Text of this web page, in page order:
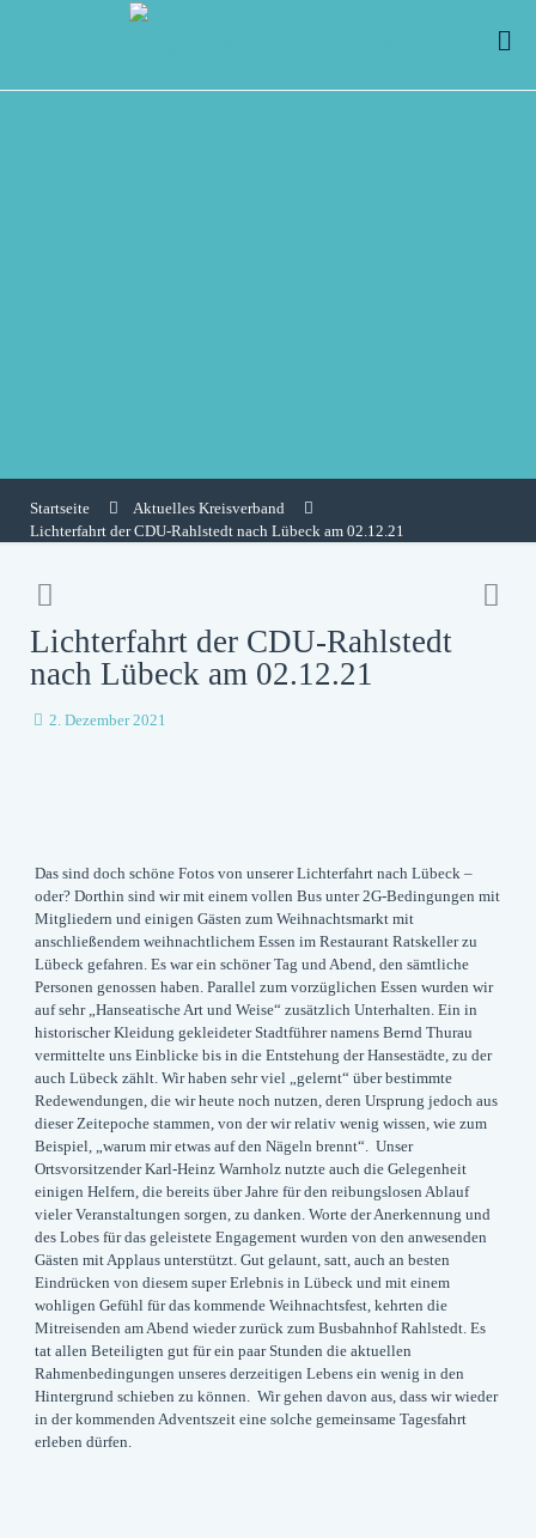
Startseite
Aktuelles Kreisverband
Lichterfahrt der CDU-Rahlstedt nach Lübeck am 02.12.21
Lichterfahrt der CDU-Rahlstedt
nach Lübeck am 02.12.21
2. Dezember 2021
Das sind doch schöne Fotos von unserer Lichterfahrt nach Lübeck –
oder? Dorthin sind wir mit einem vollen Bus unter 2G-Bedingungen mit
Mitgliedern und einigen Gästen zum Weihnachtsmarkt mit
anschließendem weihnachtlichem Essen im Restaurant Ratskeller zu
Lübeck gefahren. Es war ein schöner Tag und Abend, den sämtliche
Personen genossen haben. Parallel zum vorzüglichen Essen wurden wir
auf sehr „Hanseatische Art und Weise“ zusätzlich Unterhalten. Ein in
historischer Kleidung gekleideter Stadtführer namens Bernd Thurau
vermittelte uns Einblicke bis in die Entstehung der Hansestädte, zu der
auch Lübeck zählt. Wir haben sehr viel „gelernt“ über bestimmte
Redewendungen, die wir heute noch nutzen, deren Ursprung jedoch aus
dieser Zeitepoche stammen, von der wir relativ wenig wissen, wie zum
Beispiel, „warum mir etwas auf den Nägeln brennt“. Unser
Ortsvorsitzender Karl-Heinz Warnholz nutzte auch die Gelegenheit
einigen Helfern, die bereits über Jahre für den reibungslosen Ablauf
vieler Veranstaltungen sorgen, zu danken. Worte der Anerkennung und
des Lobes für das geleistete Engagement wurden von den anwesenden
Gästen mit Applaus unterstützt. Gut gelaunt, satt, auch an besten
Eindrücken von diesem super Erlebnis in Lübeck und mit einem
wohligen Gefühl für das kommende Weihnachtsfest, kehrten die
Mitreisenden am Abend wieder zurück zum Busbahnhof Rahlstedt. Es
tat allen Beteiligten gut für ein paar Stunden die aktuellen
Rahmenbedingungen unseres derzeitigen Lebens ein wenig in den
Hintergrund schieben zu können. Wir gehen davon aus, dass wir wieder
in der kommenden Adventszeit eine solche gemeinsame Tagesfahrt
erleben dürfen.